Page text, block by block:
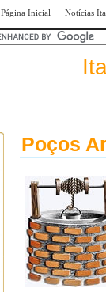
Página Inicial Notícias
Poços